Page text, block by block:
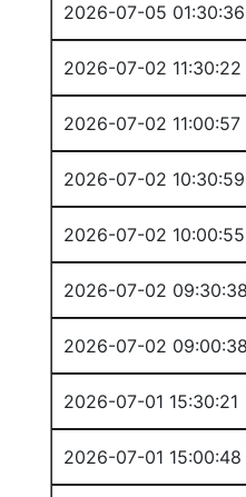
2026-07-05 01:30:36
2026-07-02 11:30:22
2026-07-02 11:00:57
2026-07-02 10:30:59
2026-07-02 10:00:55
2026-07-02 09:30:38
2026-07-02 09:00:38
2026-07-01 15:30:21
2026-07-01 15:00:48